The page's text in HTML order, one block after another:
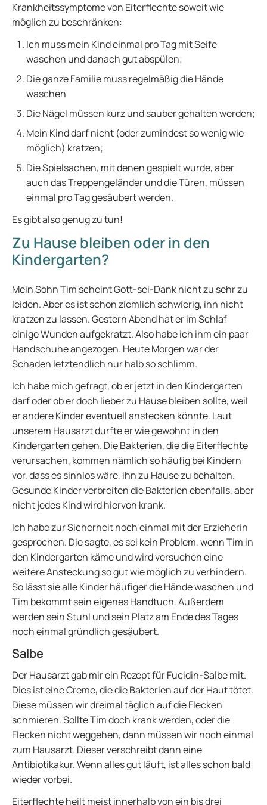
Krankheitssymptome von Eiterflechte soweit wie
möglich zu beschränken:
Ich muss mein Kind einmal pro Tag mit Seife
waschen und danach gut abspülen;
Die ganze Familie muss regelmäßig die Hände
waschen
Die Nägel müssen kurz und sauber gehalten werden;
Mein Kind darf nicht (oder zumindest so wenig wie
möglich) kratzen;
Die Spielsachen, mit denen gespielt wurde, aber
auch das Treppengeländer und die Türen, müssen
einmal pro Tag gesäubert werden.
Es gibt also genug zu tun!
Zu Hause bleiben oder in den
Kindergarten?
Mein Sohn Tim scheint Gott-sei-Dank nicht zu sehr zu
leiden. Aber es ist schon ziemlich schwierig, ihn nicht
kratzen zu lassen. Gestern Abend hat er im Schlaf
einige Wunden aufgekratzt. Also habe ich ihm ein paar
Handschuhe angezogen. Heute Morgen war der
Schaden letztendlich nur halb so schlimm.
Ich habe mich gefragt, ob er jetzt in den Kindergarten
darf oder ob er doch lieber zu Hause bleiben sollte, weil
er andere Kinder eventuell anstecken könnte. Laut
unserem Hausarzt durfte er wie gewohnt in den
Kindergarten gehen. Die Bakterien, die die Eiterflechte
verursachen, kommen nämlich so häufig bei Kindern
vor, dass es sinnlos wäre, ihn zu Hause zu behalten.
Gesunde Kinder verbreiten die Bakterien ebenfalls, aber
nicht jedes Kind wird hiervon krank.
Ich habe zur Sicherheit noch einmal mit der Erzieherin
gesprochen. Die sagte, es sei kein Problem, wenn Tim in
den Kindergarten käme und wird versuchen eine
weitere Ansteckung so gut wie möglich zu verhindern.
So lässt sie alle Kinder häufiger die Hände waschen und
Tim bekommt sein eigenes Handtuch. Außerdem
werden sein Stuhl und sein Platz am Ende des Tages
noch einmal gründlich gesäubert.
Salbe
Der Hausarzt gab mir ein Rezept für Fucidin-Salbe mit.
Dies ist eine Creme, die die Bakterien auf der Haut tötet.
Diese müssen wir dreimal täglich auf die Flecken
schmieren. Sollte Tim doch krank werden, oder die
Flecken nicht weggehen, dann müssen wir noch einmal
zum Hausarzt. Dieser verschreibt dann eine
Antibiotikakur. Wenn alles gut läuft, ist alles schon bald
wieder vorbei.
Eiterflechte heilt meist innerhalb von ein bis drei